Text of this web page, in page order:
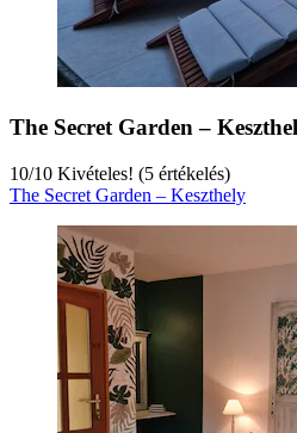
The Secret Garden –
10/10 Kivételes! (5 értékelés)
The Secret Garden – Keszthely